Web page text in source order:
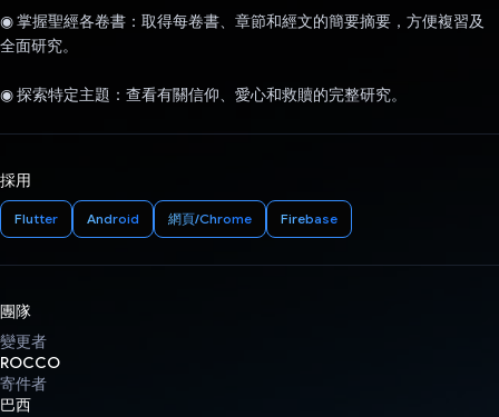
◉ 掌握聖經各卷書：取得每卷書、章節和經文的簡要摘要，方便複習及
全面研究。
◉ 探索特定主題：查看有關信仰、愛心和救贖的完整研究。
採用
Flutter Android 網頁/Chrome Firebase
團隊
變更者
ROCCO
寄件者
巴西